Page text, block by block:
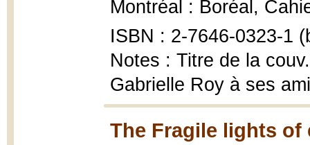
Montréal : Boréal,
ISBN : 2-7646-0323-1
Notes : Titre de la
Gabrielle Roy à ses
The Fragile lights of